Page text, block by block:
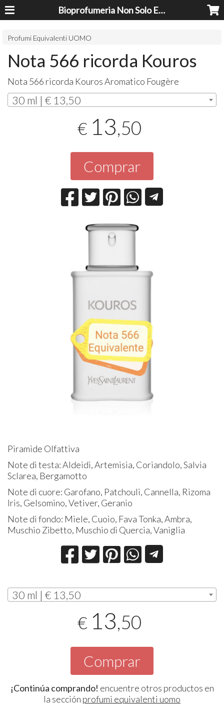
Bioprofumeria Non Solo Essenze
Profumi Equivalenti UOMO
Nota 566 ricorda Kouros
Nota 566 ricorda Kouros Aromatico Fougère
30 ml | € 13,50
€ 13,50
Comprar
Piramide Olfattiva
Note di testa: Aldeidi, Artemisia, Coriandolo, Salvia
Sclarea, Bergamotto
Note di cuore: Garofano, Patchouli, Cannella, Rizoma
Iris, Gelsomino, Vetiver, Geranio
Note di fondo: Miele, Cuoio, Fava Tonka, Ambra,
Muschio Zibetto, Muschio di Quercia, Vaniglia
30 ml | € 13,50
€ 13,50
Comprar
¡Continúa comprando! encuentre otros productos en
la sección profumi equivalenti uomo